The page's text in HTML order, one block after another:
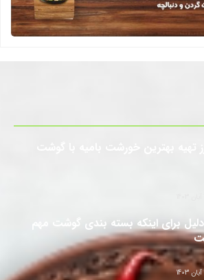
5 دلیل برای اینکه بسته بندی گوشت مهم